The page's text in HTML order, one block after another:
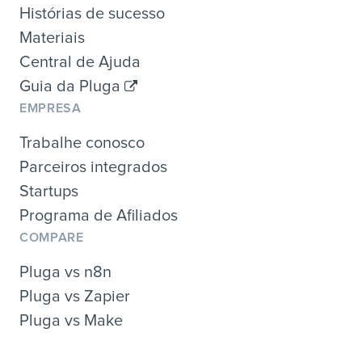
Histórias de sucesso
Materiais
Central de Ajuda
Guia da Pluga
EMPRESA
Trabalhe conosco
Parceiros integrados
Startups
Programa de Afiliados
COMPARE
Pluga vs n8n
Pluga vs Zapier
Pluga vs Make